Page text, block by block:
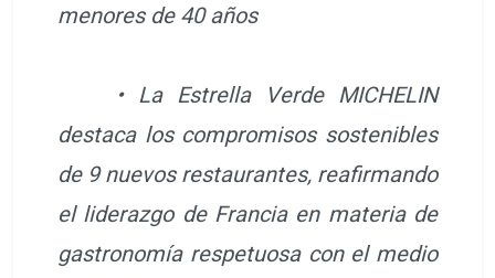
menores de 40 años
• La Estrella Verde MICHELIN
destaca los compromisos sostenibles
de 9 nuevos restaurantes, reafirmando
el liderazgo de Francia en materia de
gastronomía respetuosa con el medio